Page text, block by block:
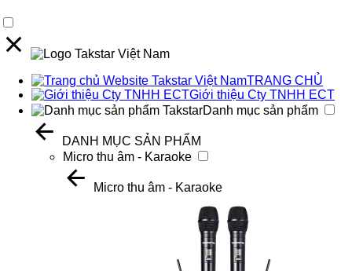
TRANG CHỦ
Giới thiệu Cty TNHH ECT
Danh mục sản phẩm
DANH MỤC SẢN PHẨM
Micro thu âm - Karaoke
Micro thu âm - Karaoke